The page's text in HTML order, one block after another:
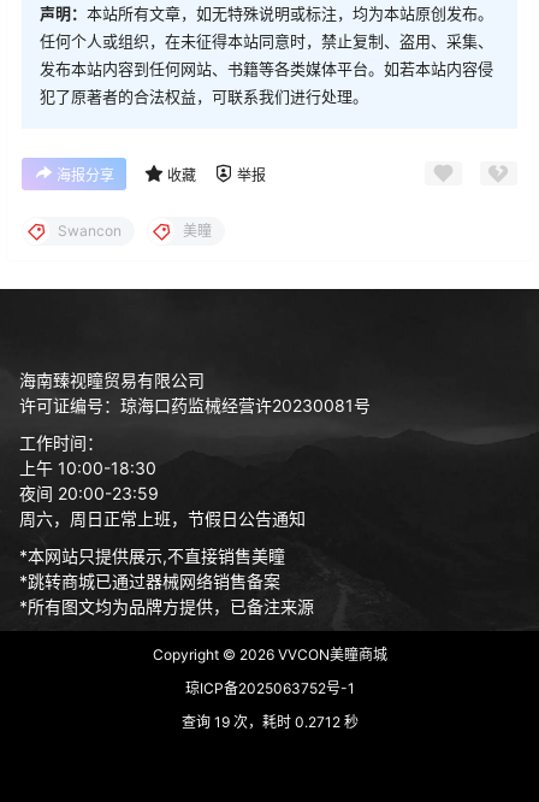
声明： 本站所有文章，如无特殊说明或标注，均为本站原创发布。
任何个人或组织，在未征得本站同意时，禁止复制、盗用、采集、
发布本站内容到任何网站、书籍等各类媒体平台。如若本站内容侵
犯了原著者的合法权益，可联系我们进行处理。
海报分享 收藏 举报
Swancon 美瞳
海南臻视瞳贸易有限公司
许可证编号：琼海口药监械经营许20230081号
工作时间：
上午 10:00-18:30
夜间 20:00-23:59
周六，周日正常上班，节假日公告通知
*本网站只提供展示,不直接销售美瞳
*跳转商城已通过器械网络销售备案
*所有图文均为品牌方提供，已备注来源
Copyright © 2026VVCON美瞳商城
琼ICP备2025063752号-1
查询 19 次，耗时 0.2712 秒